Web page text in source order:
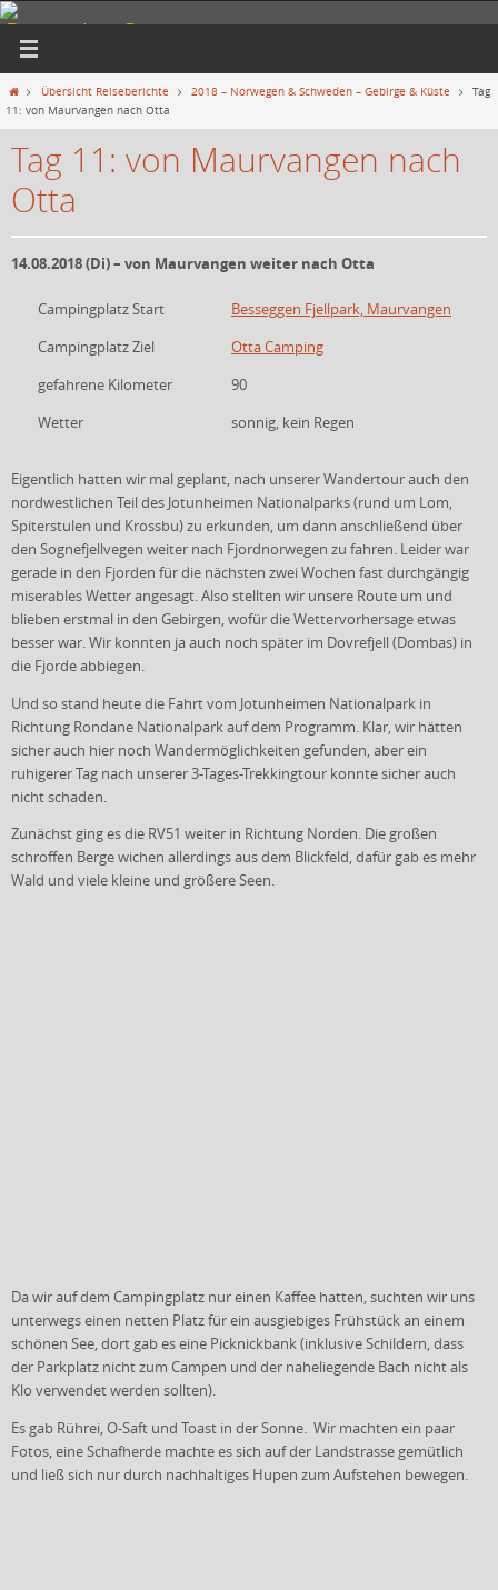
Zum
springen
DezemberCamper
StartÜbersicht Reiseberichte 2018 – Norwegen & Schweden – Gebirge & Küste
Tag
11: von Maurvangen nach Otta
Tag 11: von Maurvangen nach
Otta
14.08.2018 (Di) – von Maurvangen weiter nach Otta
Campingplatz Start
Besseggen Fjellpark, Maurvangen
Campingplatz Ziel
Otta Camping
gefahrene Kilometer
90
Wetter
sonnig, kein Regen
Eigentlich hatten wir mal geplant, nach unserer Wandertour auch den
nordwestlichen Teil des Jotunheimen Nationalparks (rund um Lom,
Spiterstulen und Krossbu) zu erkunden, um dann anschließend über
den Sognefjellvegen weiter nach Fjordnorwegen zu fahren. Leider war
gerade in den Fjorden für die nächsten zwei Wochen fast durchgängig
miserables Wetter angesagt. Also stellten wir unsere Route um und
blieben erstmal in den Gebirgen, wofür die Wettervorhersage etwas
besser war. Wir konnten ja auch noch später im Dovrefjell (Dombas) in
die Fjorde abbiegen.
Und so stand heute die Fahrt vom Jotunheimen Nationalpark in
Richtung Rondane Nationalpark auf dem Programm. Klar, wir hätten
sicher auch hier noch Wandermöglichkeiten gefunden, aber ein
ruhigerer Tag nach unserer 3-Tages-Trekkingtour konnte sicher auch
nicht schaden.
Zunächst ging es die RV51 weiter in Richtung Norden. Die großen
schroffen Berge wichen allerdings aus dem Blickfeld, dafür gab es mehr
Wald und viele kleine und größere Seen.
Da wir auf dem Campingplatz nur einen Kaffee hatten, suchten wir uns
unterwegs einen netten Platz für ein ausgiebiges Frühstück an einem
schönen See, dort gab es eine Picknickbank (inklusive Schildern, dass
der Parkplatz nicht zum Campen und der naheliegende Bach nicht als
Klo verwendet werden sollten).
Es gab Rührei, O-Saft und Toast in der Sonne. Wir machten ein paar
Fotos, eine Schafherde machte es sich auf der Landstrasse gemütlich
und ließ sich nur durch nachhaltiges Hupen zum Aufstehen bewegen.